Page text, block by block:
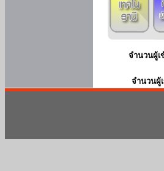
จำนวนผู้เ
จำนวนผู้เ